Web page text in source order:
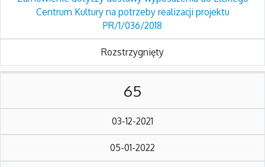
Centrum Kultury na potrzeby realizacji projektu
PR/1/036/2018
Rozstrzygnięty
65
03-12-2021
05-01-2022